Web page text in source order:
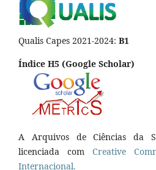
Qualis Capes 2021-2024: B1
Índice H5 (Google Scholar)
A Arquivos de Ciências da
licenciada com Creative
Internacional.